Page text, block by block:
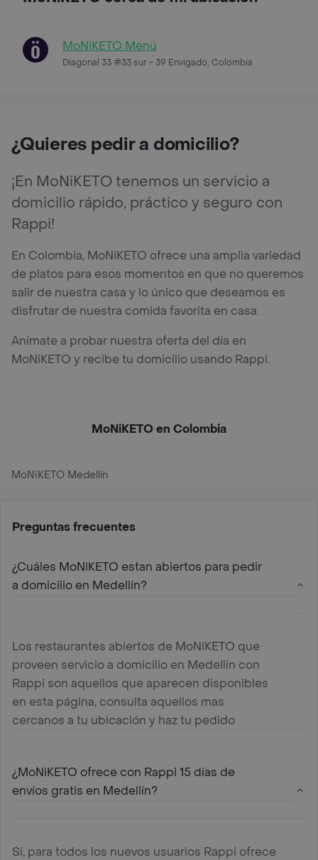
MoNiKETO Menú
Diagonal 33 #33 sur - 39 Envigado, Colombia
¿Quieres pedir a domicilio?
¡En MoNiKETO tenemos un servicio a
domicilio rápido, práctico y seguro con
Rappi!
En Colombia, MoNiKETO ofrece una amplia variedad
de platos para esos momentos en que no queremos
salir de nuestra casa y lo único que deseamos es
disfrutar de nuestra comida favorita en casa.
Anímate a probar nuestra oferta del día en
MoNiKETO y recibe tu domicilio usando Rappi.
MoNiKETO en Colombia
MoNiKETO Medellín
Preguntas frecuentes
¿Cuáles MoNiKETO estan abiertos para pedir
a domicilio en Medellín?
Los restaurantes abiertos de MoNiKETO que
proveen servicio a domicilio en Medellín con
Rappi son aquellos que aparecen disponibles
en esta página, consulta aquellos mas
cercanos a tu ubicación y haz tu pedido
¿MoNiKETO ofrece con Rappi 15 días de
envíos gratis en Medellín?
Sí, para todos los nuevos usuarios Rappi ofrece